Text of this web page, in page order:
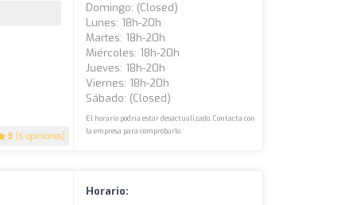
3 (6 opiniones)
Domingo: (closed)
Lunes: 18h-20h
Martes: 18h-20h
Miércoles: 18h-20h
Jueves: 18h-20h
Viernes: 18h-20h
Sábado: (closed)
El horario podría estar desactualizado. Contacta con
la empresa para comprobarlo.
Horario: